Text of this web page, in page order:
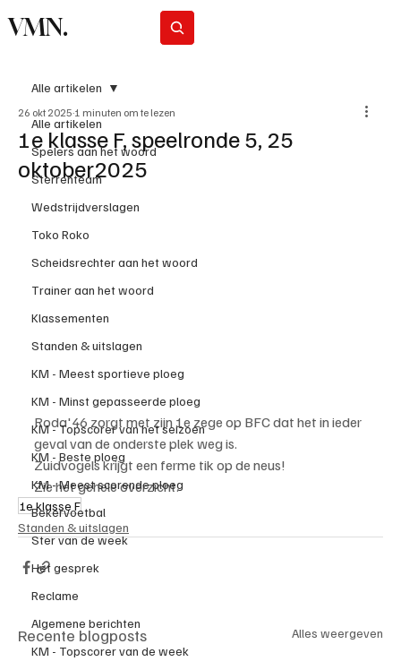
VMN.
Alle artikelen
Spelers aan het woord
Sterrenteam
Wedstrijdverslagen
Toko Roko
Scheidsrechter aan het woord
Trainer aan het woord
Klassementen
Standen & uitslagen
KM - Meest sportieve ploeg
KM - Minst gepasseerde ploeg
KM - Topscorer van het seizoen
KM - Beste ploeg
KM - Meest scorende ploeg
Bekervoetbal
Ster van de week
Het gesprek
Reclame
Algemene berichten
KM - Topscorer van de week
Alle artikelen
1e klasse F, speelronde 5, 25
oktober2025
26 okt 2025 1 minuten om te lezen
Roda'46 zorgt met zijn 1e zege op BFC dat het in ieder
geval van de onderste plek weg is.
Zuidvogels krijgt een ferme tik op de neus!
Zie het gehele overzicht.
1e klasse F
Standen & uitslagen
Recente blogposts Alles weergeven